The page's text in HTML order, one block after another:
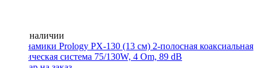
Нет в наличии